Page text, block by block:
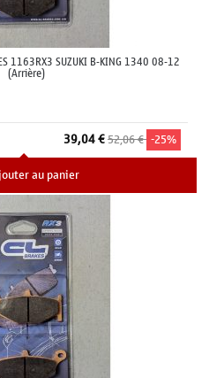
1163RX3 SUZUKI B-KING 1340 08-12
(Arrière)
39,04 €52,06 € -25%
au panier